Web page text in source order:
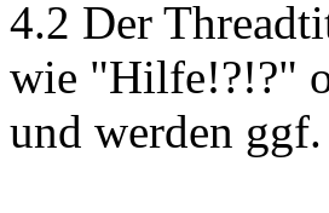
4.2 Der
wie "Hilfe!?!?"
und werden